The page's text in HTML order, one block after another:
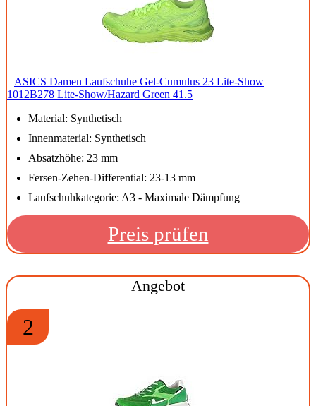
ASICS Damen Laufschuhe Gel-Cumulus 23 Lite-Show
1012B278 Lite-Show/Hazard Green 41.5
Material: Synthetisch
Innenmaterial: Synthetisch
Absatzhöhe: 23 mm
Fersen-Zehen-Differential: 23-13 mm
Laufschuhkategorie: A3 - Maximale Dämpfung
Preis prüfen
Angebot
2